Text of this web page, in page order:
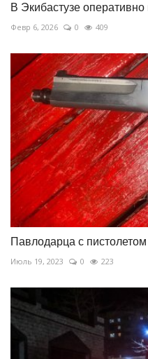
В Экибастузе
Февр 6, 2026 0 409
Павлодарца с
Июль 19, 2023 0 223